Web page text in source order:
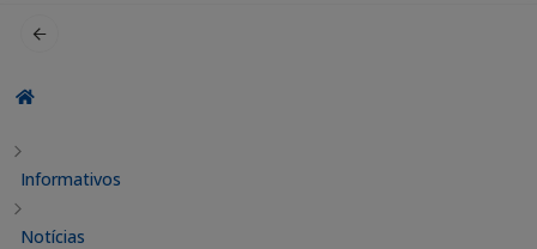
Informativos
Notícias